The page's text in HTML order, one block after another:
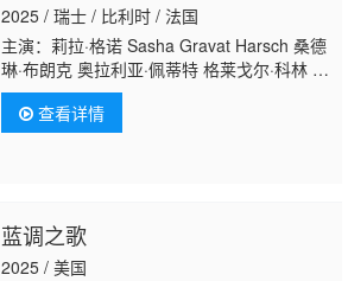
2025 / 瑞士 / 比利时 / 法国
主演：莉拉·格诺 Sasha Gravat Harsch 桑德
琳·布朗克 奥拉利亚·佩蒂特 格莱戈尔·科林 托
马斯·多雷 西里尔·梅茨格 拉斐尔·蒂里 让-马克
·鲁洛 Caroline Imhof Aliénor de
Mézamat Aurélien Patouillard Joëlle
查看详情
蓝调之歌
2025 / 美国